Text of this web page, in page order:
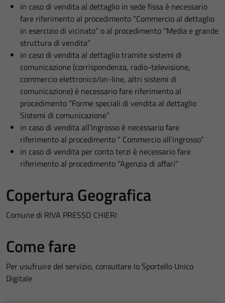
in caso di vendita al dettaglio in sede fissa è necessario
fare riferimento al procedimento “Commercio al dettaglio
in esercizio di vicinato” o al procedimento “Media e grande
struttura di vendita”
in caso di vendita al dettaglio tramite sistemi di
comunicazione (corrispondenza, radio-televisione,
commercio elettronico/on-line, altri sistemi di
comunicazione) è necessario fare riferimento al
procedimento “Forme speciali di vendita al dettaglio
Sistemi di comunicazione”
in caso di vendita all’ingrosso è necessario fare
riferimento al procedimento ” Commercio all’ingrosso”
in caso di vendita per conto terzi è necessario fare
riferimento al procedimento “Agenzia di affari”
Copertura Geografica
Comune di RIVA PRESSO CHIERI
Come fare
Per usufruire del servizio, consultare lo Sportello Unico
Digitale